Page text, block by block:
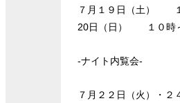
７月１９日（土）
20日（日） １０時
-ナイト内覧会-
７月２２日（火）・